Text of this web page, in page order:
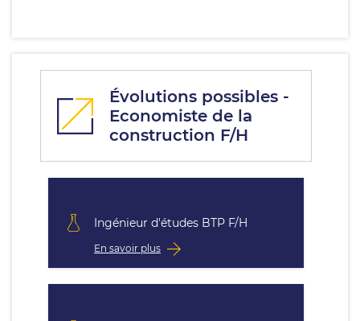
Évolutions possibles -
Economiste de la
construction F/H
Ingénieur d'études BTP F/H
En savoir plus